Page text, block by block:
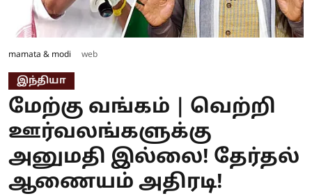
mamata & modi web
இந்தியா
மேற்கு வங்கம் | வெற்றி
ஊர்வலங்களுக்கு
அனுமதி இல்லை! தேர்தல்
ஆணையம் அதிரடி!